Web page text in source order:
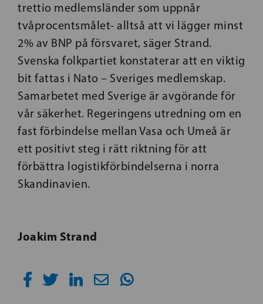
trettio medlemsländer som uppnår
tvåprocentsmålet- alltså att vi lägger minst
2% av BNP på försvaret, säger Strand.
Svenska folkpartiet konstaterar att en viktig
bit fattas i Nato – Sveriges medlemskap.
Samarbetet med Sverige är avgörande för
vår säkerhet. Regeringens utredning om en
fast förbindelse mellan Vasa och Umeå är
ett positivt steg i rätt riktning för att
förbättra logistikförbindelserna i norra
Skandinavien.
Joakim Strand